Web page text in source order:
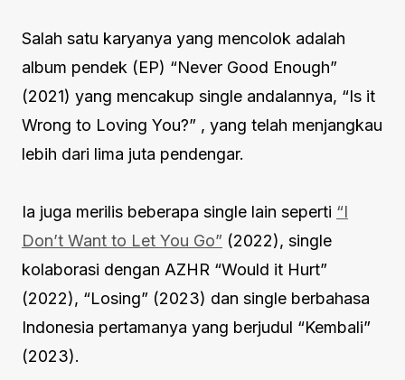
Salah satu karyanya yang mencolok adalah
album pendek (EP) “Never Good Enough”
(2021) yang mencakup single andalannya, “Is it
Wrong to Loving You?” , yang telah menjangkau
lebih dari lima juta pendengar.
Ia juga merilis beberapa single lain seperti “I
Don’t Want to Let You Go” (2022), single
kolaborasi dengan AZHR “Would it Hurt”
(2022), “Losing” (2023) dan single berbahasa
Indonesia pertamanya yang berjudul “Kembali”
(2023).